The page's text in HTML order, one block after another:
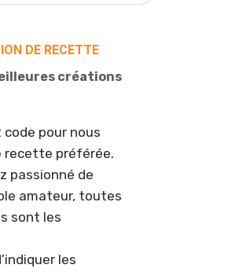
DE RECETTE
créations
code pour nous
recette préférée.
passionné de
amateur, toutes
sont les
les